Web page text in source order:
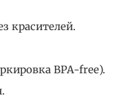
красителей.
BPA-free).